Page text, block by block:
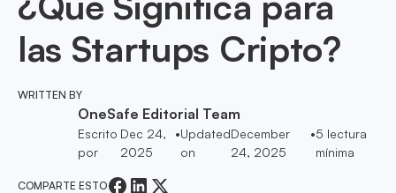
las Startups Cripto?
WRITTEN BY
OneSafe Editorial Team
Escrito
por
Dec 24,
2025
•Updated
on
December
24, 2025
•5 lectura
mínima
COMPARTE ESTO